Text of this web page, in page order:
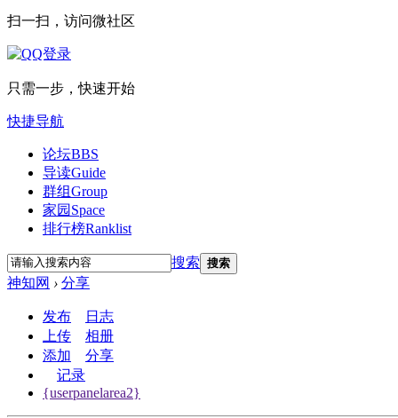
扫一扫，访问微社区
只需一步，快速开始
快捷导航
论坛BBS
导读Guide
群组Group
家园 Space
排行榜Ranklist
搜索 搜索
神知网 › 分享
发布
日志
上传
相册
添加
分享
记录
{userpanelarea2}